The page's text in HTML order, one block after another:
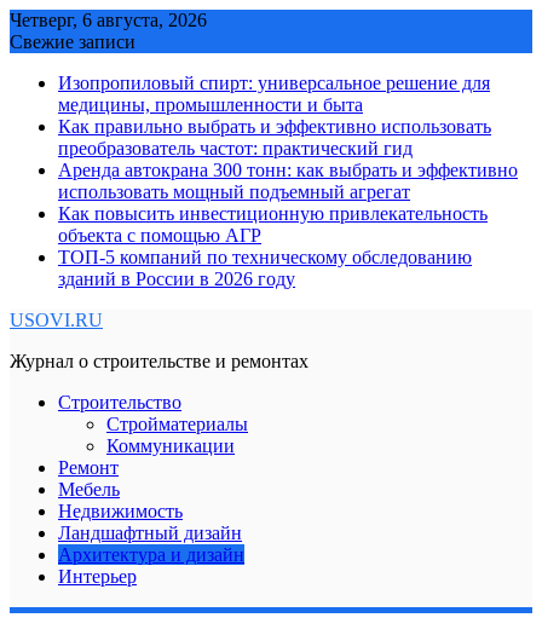
Skip
to
Четверг, 6 августа, 2026
Свежие записи
Изопропиловый спирт: универсальное решение для
медицины, промышленности и быта
Как правильно выбрать и эффективно использовать
преобразователь частот: практический гид
Аренда автокрана 300 тонн: как выбрать и эффективно
использовать мощный подъемный агрегат
Как повысить инвестиционную привлекательность
объекта с помощью АГР
ТОП-5 компаний по техническому обследованию
зданий в России в 2026 году
USOVI.RU
Журнал о строительстве и ремонтах
Строительство
Стройматериалы
Коммуникации
Ремонт
Мебель
Недвижимость
Ландшафтный дизайн
Архитектура и дизайн
Интерьер